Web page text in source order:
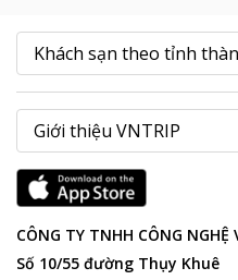
CÔNG TY TNHH CÔNG NGHỆ
Số 10/55 đường Thụy Khuê